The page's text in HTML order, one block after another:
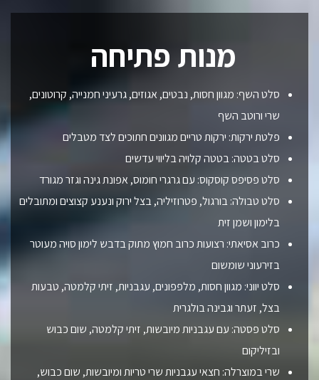
מנות פתיחה
סלט השף: מגוון חסות, נבטים, אגוזים, גרעיני חמנייה, קרוטונים,
שרי ורוטב השף
פלטת ירקות: ירקות טריים מגוונים חתוכים לצד מטבלים
סלט בטטה: בטטה קלויה בליווי עדשים
סלט פסיפס קוסקוס: עם גרגרי חומוס, אפונת גינה וגזר מגורד
סלט טבולה: בורגול, פטרוזיליה, בצל ירוק ונענע קצוצים ומתובלים
בלימון ושמן זית
כרוב אסיאתי: רצועות כרוב חמוץ מתוק בדבש לימון סויה מעוטר
בזירעוני שומשום
סלט יווני: מגוון חסות, מלפפונים, עגבניות, זיתי קלמטה, טבעות
בצל, זעתר וגבינה בולגרית
סלט פסטה: עם עגבניות מיובשות, זיתי קלמטה, שום כבוש
ובזיליקום
שרי במוצרלה: חצאי עגבניות שרי טריות ומיובשות, שום כבוש,